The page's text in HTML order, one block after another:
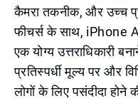
कैमरा तकनीक, और उच्च
फीचर्स के साथ, iPhone
एक योग्य उत्तराधिकारी
प्रतिस्पर्धी मूल्य पर और
लोगों के लिए पसंदीदा